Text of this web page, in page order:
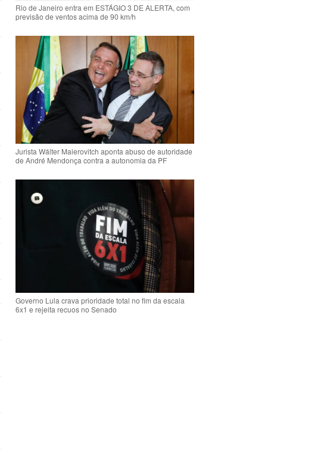
Rio de Janeiro entra em ESTÁGIO 3 DE ALERTA, com
previsão de ventos acima de 90 km/h
Jurista Wálter Maierovitch aponta abuso de autoridade
de André Mendonça contra a autonomia da PF
Governo Lula crava prioridade total no fim da escala
6x1 e rejeita recuos no Senado